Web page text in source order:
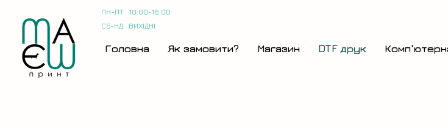
Головна Як замовити? Магазин DTF друк
СБ-НД ВИХІДНІ
ПН-ПТ 10:00-18:00